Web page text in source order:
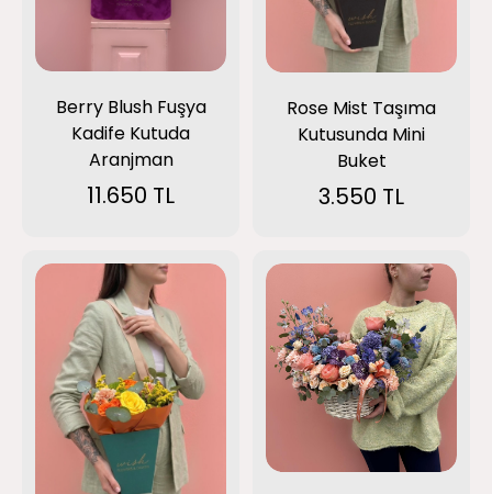
Berry Blush Fuşya
Kadife Kutuda
Aranjman
11.650 TL
Rose Mist Taşıma
Kutusunda Mini
Buket
3.550 TL